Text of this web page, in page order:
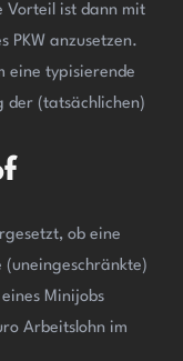
Vorteil ist dann mit
PKW anzusetzen.
eine typisierende
der (tatsächlichen)
ob eine
(uneingeschränkte)
Minijobs
Arbeitslohn im